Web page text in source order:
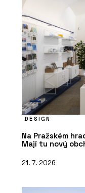
DESIGN
Na Pražském
Mají tu nový
21. 7. 2026